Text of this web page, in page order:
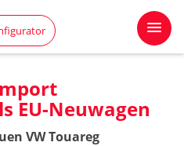
EU-Neuwagen
VW Touareg